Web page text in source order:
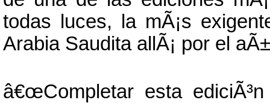
todas luces, la mÃ¡s
Arabia Saudita allÃ¡ por el
â€œCompletar esta